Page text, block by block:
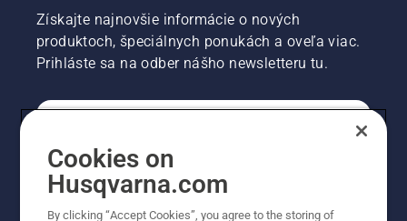
Získajte najnovšie informácie o nových
produktoch, špeciálnych ponukách a oveľa viac.
Prihláste sa na odber nášho newsletteru tu.
PROFESIONÁLNE
Cookies on
Husqvarna.com
By clicking “Accept Cookies”, you agree to the storing of